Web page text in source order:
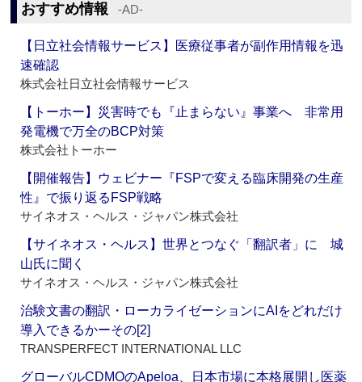
おすすめ情報 ‐AD‐
【日立社会情報サービス】医療従事者が副作用情報を迅
速確認
株式会社日立社会情報サービス
【トーホー】災害時でも『止まらない』事業へ 非常用
発電機で万全のBCP対策
株式会社トーホー
【開催報告】ウェビナー『FSPで変える臨床開発の生産
性』で振り返るFSP戦略
サイネオス・ヘルス・ジャパン株式会社
【サイネオス・ヘルス】世界とつなぐ「翻訳者」に 城
山氏に聞く
サイネオス・ヘルス・ジャパン株式会社
治験文書の翻訳・ローカライゼーションにAIをどれだけ
導入できるかーその[2]
TRANSPERFECT INTERNATIONAL LLC
グローバルCDMOのApeloa、日本市場に本格展開し医薬